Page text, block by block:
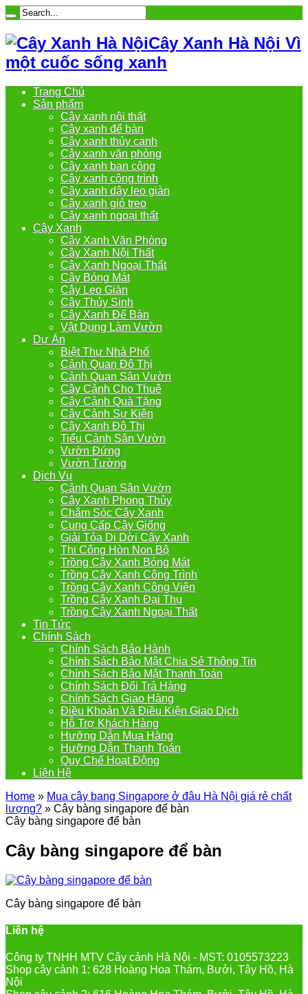
Cây Xanh Hà Nội Vì
một cuốc sống xanh
Trang Chủ
Sản phẩm
Cây xanh nội thất
Cây xanh để bàn
Cây xanh thủy canh
Cây xanh văn phòng
Cây xanh ban công
Cây xanh công trình
Cây xanh dây leo giàn
Cây xanh giỏ treo
Cây xanh ngoại thất
Cây Xanh
Cây Xanh Văn Phòng
Cây Xanh Nội Thất
Cây Xanh Ngoại Thất
Cây Bóng Mát
Cây Leo Giàn
Cây Thủy Sinh
Cây Xanh Để Bàn
Vật Dụng Làm Vườn
Dự Án
Biệt Thự Nhà Phố
Cảnh Quan Đô Thị
Cảnh Quan Sân Vườn
Cây Cảnh Cho Thuê
Cây Cảnh Quà Tặng
Cây Cảnh Sự Kiện
Cây Xanh Đô Thị
Tiểu Cảnh Sân Vườn
Vườn Đứng
Vườn Tường
Dịch Vụ
Cảnh Quan Sân Vườn
Cây Xanh Phong Thủy
Chắm Sóc Cây Xanh
Cung Cấp Cây Giống
Giải Tỏa Di Dời Cây Xanh
Thi Công Hòn Non Bộ
Trồng Cây Xanh Bóng Mát
Trồng Cây Xanh Công Trình
Trồng Cây Xanh Công Viên
Trồng Cây Xanh Đại Thụ
Trồng Cây Xanh Ngoại Thất
Tin Tức
Chính Sách
Chính Sách Bảo Hành
Chính Sách Bảo Mật Chia Sẻ Thông Tin
Chính Sách Bảo Mật Thanh Toán
Chính Sách Đổi Trả Hàng
Chính Sách Giao Hàng
Điều Khoản Và Điều Kiện Giao Dịch
Hỗ Trợ Khách Hàng
Hưỡng Dẫn Mua Hàng
Hưỡng Dẫn Thanh Toán
Quy Chế Hoạt Động
Liên Hệ
Home » Mua cây bang Singapore ở đâu Hà Nội giá rẻ chất
lượng? » Cây bàng singapore để bàn
Cây bàng singapore để bàn
Cây bàng singapore để bàn
Cây bàng singapore để bàn
Liên hệ
Công ty TNHH MTV Cây cảnh Hà Nội - MST: 0105573223
Shop cây cảnh 1: 628 Hoàng Hoa Thám, Bưởi, Tây Hồ, Hà
Nội